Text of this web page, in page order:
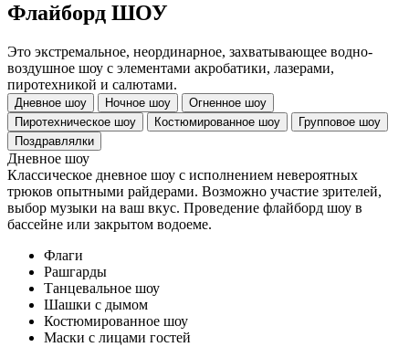
Флайборд ШОУ
Это экстремальное, неординарное, захватывающее водно-
воздушное шоу с элементами акробатики, лазерами,
пиротехникой и салютами.
Дневное шоу Ночное шоу
Огненное шоу
Пиротехническое шоу
Костюмированное шоу
Групповое шоу
Поздравлялки
Дневное шоу
Классическое дневное шоу с исполнением невероятных
трюков опытными райдерами. Возможно участие зрителей,
выбор музыки на ваш вкус. Проведение флайборд шоу в
бассейне или закрытом водоеме.
Флаги
Рашгарды
Танцевальное шоу
Шашки с дымом
Костюмированное шоу
Маски с лицами гостей